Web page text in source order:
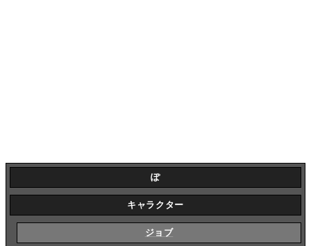
ぽ
キャラクター
ジョブ